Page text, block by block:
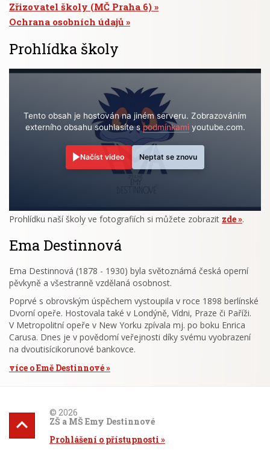
Zřizovatel školy (MČ Praha 6)
Ochrana osobních údajů
Prohlídka školy
Tento obsah je hostován na jiném serveru. Zobrazováním
externího obsahu souhlasíte spodmínkamiyoutube.com.
Načíst video Neptat se znovu
Prohlídku naší školy ve fotografiích si můžete zobrazit zde .
Ema Destinnová
Ema Destinnová (1878 - 1930) byla světoznámá česká operní
pěvkyně a všestranně vzdělaná osobnost.
Poprvé s obrovským úspěchem vystoupila v roce 1898 berlínské
Dvorní opeře. Hostovala také v Londýně, Vídni, Praze či Paříži.
V Metropolitní opeře v New Yorku zpívala mj. po boku Enrica
Carusa. Dnes je v povědomí veřejnosti díky svému vyobrazení
na dvoutisícikorunové bankovce.
více o Emě Destinnové
© 2026
ZŠ a MŠ Emy Destinnové
Prohlášení o přístupnosti